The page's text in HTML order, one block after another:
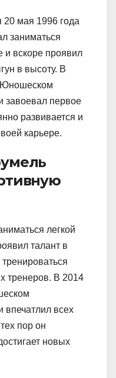
мая 1996 года
заниматься
и вскоре проявил
в высоту. В
Юношеском
завоевал первое
развивается и
карьере.
легкой
талант в
тренеров. В 2014
всех
пор он
новых